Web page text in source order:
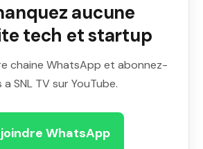
aucune
tech et startup
chaine WhatsApp et abonnez-
a SNL TV sur YouTube.
WhatsApp